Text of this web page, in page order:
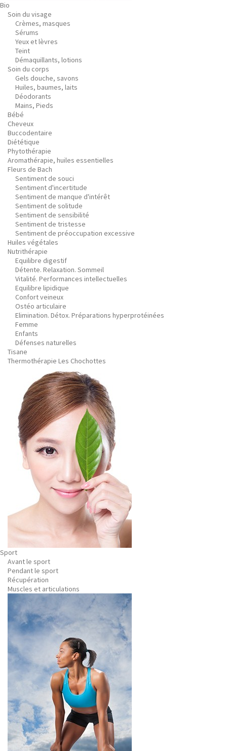
Bio
Soin du visage
Crèmes, masques
Sérums
Yeux et lèvres
Teint
Démaquillants, lotions
Soin du corps
Gels douche, savons
Huiles, baumes, laits
Déodorants
Mains, Pieds
Bébé
Cheveux
Buccodentaire
Diététique
Phytothérapie
Aromathérapie, huiles essentielles
Fleurs de Bach
Sentiment de souci
Sentiment d'incertitude
Sentiment de manque d'intérêt
Sentiment de solitude
Sentiment de sensibilité
Sentiment de tristesse
Sentiment de préoccupation excessive
Huiles végétales
Nutrithérapie
Equilibre digestif
Détente. Relaxation. Sommeil
Vitalité. Performances intellectuelles
Equilibre lipidique
Confort veineux
Ostéo articulaire
Elimination. Détox. Préparations hyperprotéinées
Femme
Enfants
Défenses naturelles
Tisane
Thermothérapie Les Chochottes
Sport
Avant le sport
Pendant le sport
Récupération
Muscles et articulations